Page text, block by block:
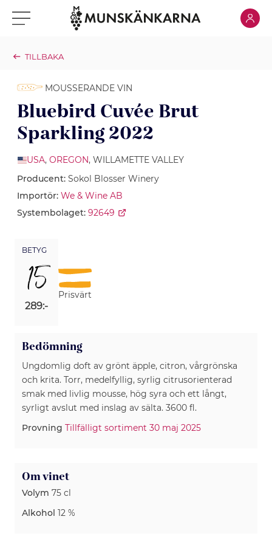
Klicka för meny Klicka
TILLBAKA
MOUSSERANDE VIN
Bluebird Cuvée Brut
Sparkling 2022
USA, OREGON, WILLAMETTE VALLEY
Producent: Sokol Blosser Winery
Importör: We & Wine AB
Systembolaget: 92649
BETYG
15
289:-
Prisvärt
Bedömning
Ungdomlig doft av grönt äpple, citron, vårgrönska
och krita. Torr, medelfyllig, syrlig citrusorienterad
smak med livlig mousse, hög syra och ett långt,
syrligt avslut med inslag av sälta. 3600 fl.
Provning Tillfälligt sortiment 30 maj 2025
Om vinet
Volym 75 cl
Alkohol 12 %